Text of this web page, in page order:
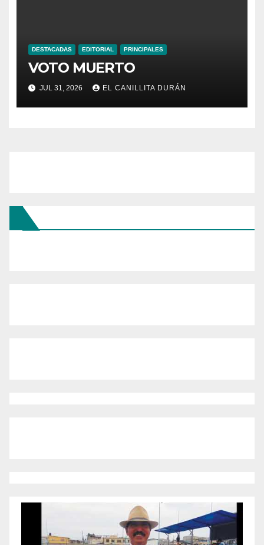
DESTACADAS EDITORIAL PRINCIPALES
VOTO MUERTO
JUL 31, 2026 EL CANILLITA DURÁN